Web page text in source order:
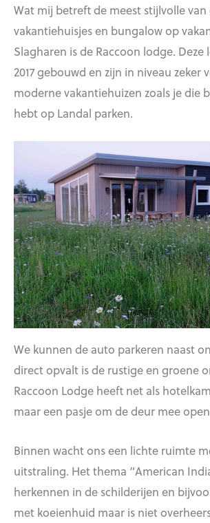
Wat mij betreft de meest stijlvolle
vakantiehuisjes en bungalow op
Slagharen is de Raccoon lodge. Deze
2017 gebouwd en zijn in niveau zeker
moderne vakantiehuizen zoals je die
hebt op Landal parken.
We kunnen de auto parkeren naast
direct opvalt is de rustige en groene
Raccoon Lodge heeft net als
maar een pasje om de deur mee
Binnen wacht ons een lichte ruimte
uitstraling. Het thema “American
herkennen in de schilderijen en
met koeienhuid maar is niet